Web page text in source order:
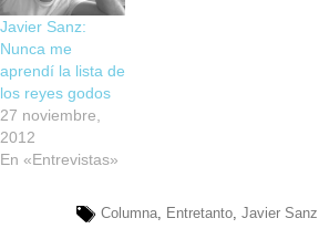
Javier Sanz:
Nunca me
aprendí la lista de
los reyes godos
27 noviembre,
2012
En «Entrevistas»
Columna, Entretanto, Javier Sanz